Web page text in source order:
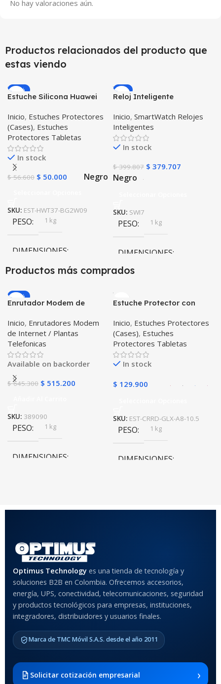
No hay valoraciones aún.
Productos relacionados del producto que
estas viendo
-12%
Estuche Silicona Huawei
Inicio, Estuches Protectores
(Cases), Estuches
Protectores Tabletas
In stock
$56.600 $ 50.000 Negro
SKU: EST-HWT37-BG2W09
PESO 1 kg
DIMENSIONES
20 × 20 × 20 cm
COLOR Negro
-5%
Reloj Inteligente
Incluye Pulso y Estuche
protector – GPS
Inicio, SmartWatch Relojes
Inteligentes
In stock
$399.807 $ 379.707
Negro
SKU: SWI7
PESO 1 kg
DIMENSIONES
COLOR Negro ,Rosa
PULSO ADICIONAL
Goma , Metalizado
Productos más comprados
-20%
Enrutador Modem de
Libre Todo Operador 4G
LTE SIMCARD
Inicio, Enrutadores Modem
de Internet / Plantas
Telefonicas
Available on backorder
$645.300 $ 515.200
SKU: 389090
PESO 1 kg
DIMENSIONES
Estuche Protector con
Tablet Samsung Galaxy
Tab A8 10.5 2021 – 2022
SM-x200 SM-x205 Anti
golpes con soporte
Inicio, Estuches Protectores
(Cases), Estuches
Protectores Tabletas
In stock
$ 129.900
SKU: EST-CRRD-GLX-A8-10.5
PESO 1 kg
DIMENSIONES
COLOR
Anti-Shock
MODELO DE TABLETS
COMPATIBLES
2021 SM-x200 / Samsung
Galaxy Tab A8 10.5 2021 SM-
x205
Optimus Technology es una tienda de tecnología y
soluciones B2B en Colombia. Ofrecemos accesorios,
energía, UPS, conectividad, telecomunicaciones, seguridad
y productos tecnológicos para empresas, instituciones,
integradores, distribuidores y usuarios finales.
Marca de TMC Móvil S.A.S. desde el año 2011
Solicitar cotización empresarial ›